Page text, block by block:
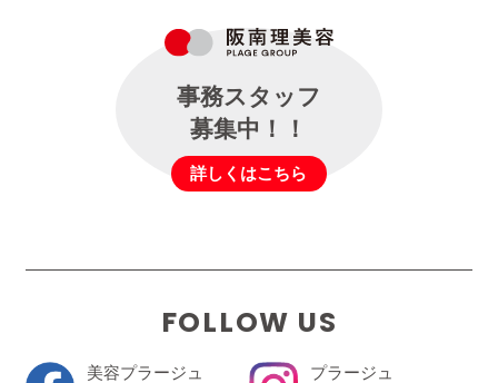
事務スタッフ
募集中！！
詳しくはこちら
FOLLOW US
美容プラージュ
プラージュ